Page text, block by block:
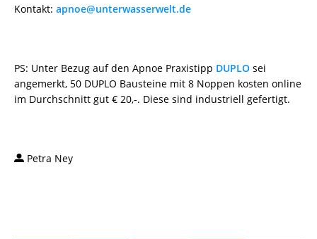
Kontakt: apnoe@unterwasserwelt.de
PS: Unter Bezug auf den Apnoe Praxistipp DUPLO sei
angemerkt, 50 DUPLO Bausteine mit 8 Noppen kosten online
im Durchschnitt gut € 20,-. Diese sind industriell gefertigt.
Petra Ney